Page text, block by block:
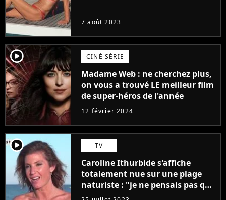
7 août 2023
player2 CINÉ SÉRIE
Madame Web : ne cherchez plus,
on vous a trouvé LE meilleur film
de super-héros de l'année
12 février 2024
player2 TV
Caroline Ithurbide s'affiche
totalement nue sur une plage
naturiste : "je ne pensais pas que
j'arriverais à le faire..."